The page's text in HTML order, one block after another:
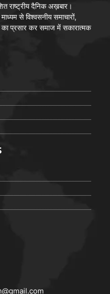
राष्ट्रीय दैनिक अख़बार।
से विश्वसनीय समाचारों,
प्रसार कर समाज में सकारात्मक